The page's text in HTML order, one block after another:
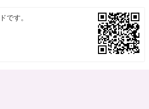
です。